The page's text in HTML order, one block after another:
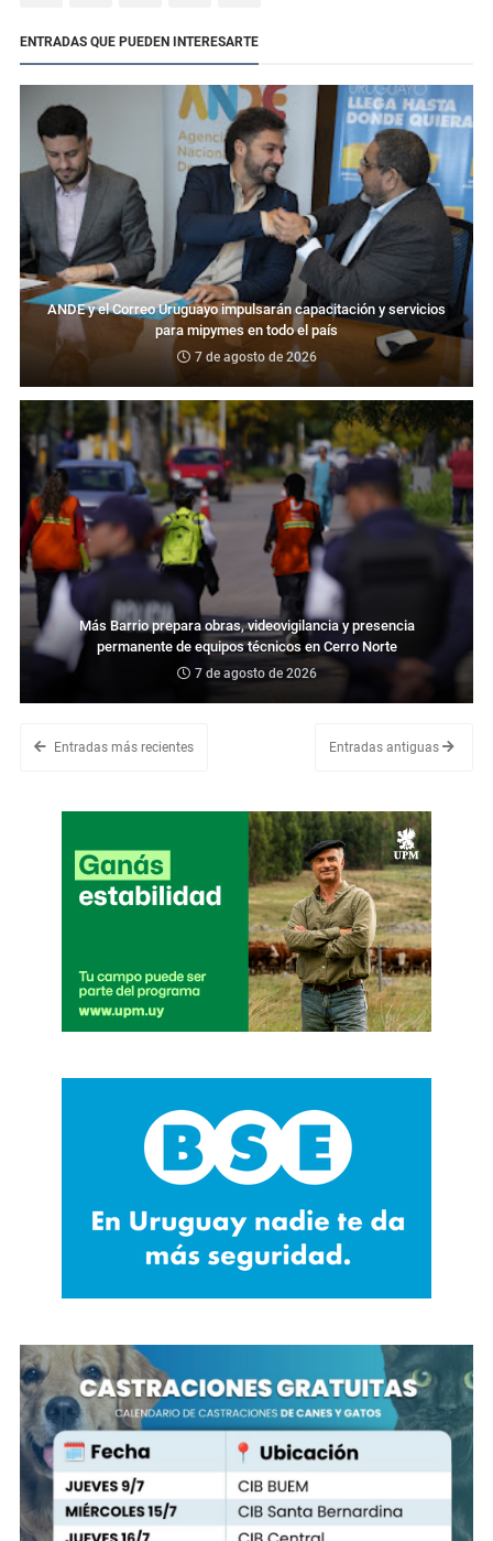
ENTRADAS QUE PUEDEN INTERESARTE
ANDE y el Correo Uruguayo impulsarán capacitación y servicios
para mipymes en todo el país
7 de agosto de 2026
Más Barrio prepara obras, videovigilancia y presencia
permanente de equipos técnicos en Cerro Norte
7 de agosto de 2026
Entradas más recientes Entradas antiguas